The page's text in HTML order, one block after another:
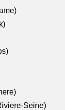
Seine)